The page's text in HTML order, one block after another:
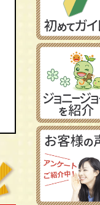
イマイ/IMAI /今
コトブキヤ/壽屋
イタレリ/ITALERI
レベル/Revell
Ｎゲージ
ＨＯゲージ
Ｚゲージ
車両パーツ
ストラクチャー
Ｇゲージ
Ｏゲージ